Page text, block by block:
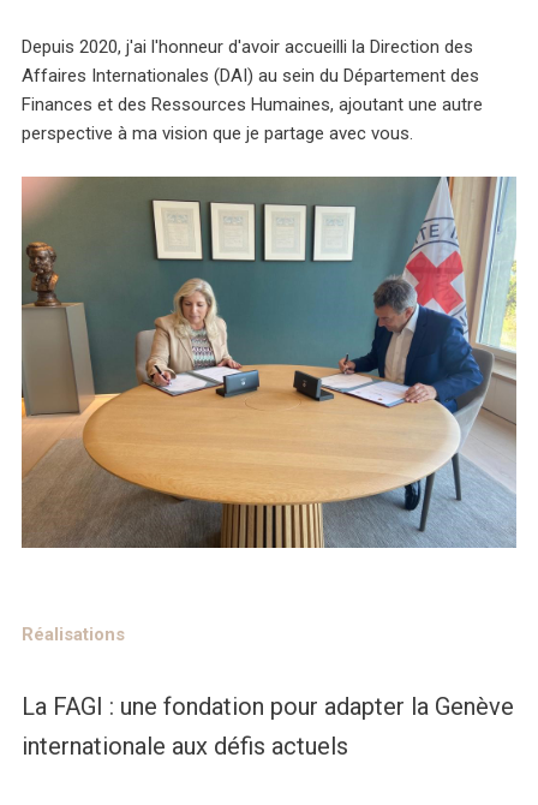
Depuis 2020, j'ai l'honneur d'avoir accueilli la Direction des
Affaires Internationales (DAI) au sein du Département des
Finances et des Ressources Humaines, ajoutant une autre
perspective à ma vision que je partage avec vous.
Réalisations
La FAGI : une fondation pour adapter la Genève
internationale aux défis actuels